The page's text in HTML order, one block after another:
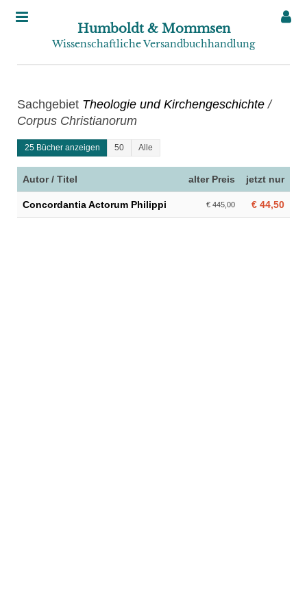
Humboldt & Mommsen
Wissenschaftliche Versandbuchhandlung
Sachgebiet Theologie und Kirchengeschichte /
Corpus Christianorum
25 Bücher anzeigen 50 Alle
Autor / Titel alter Preis jetzt nur
Concordantia Actorum Philippi € 445,00 € 44,50